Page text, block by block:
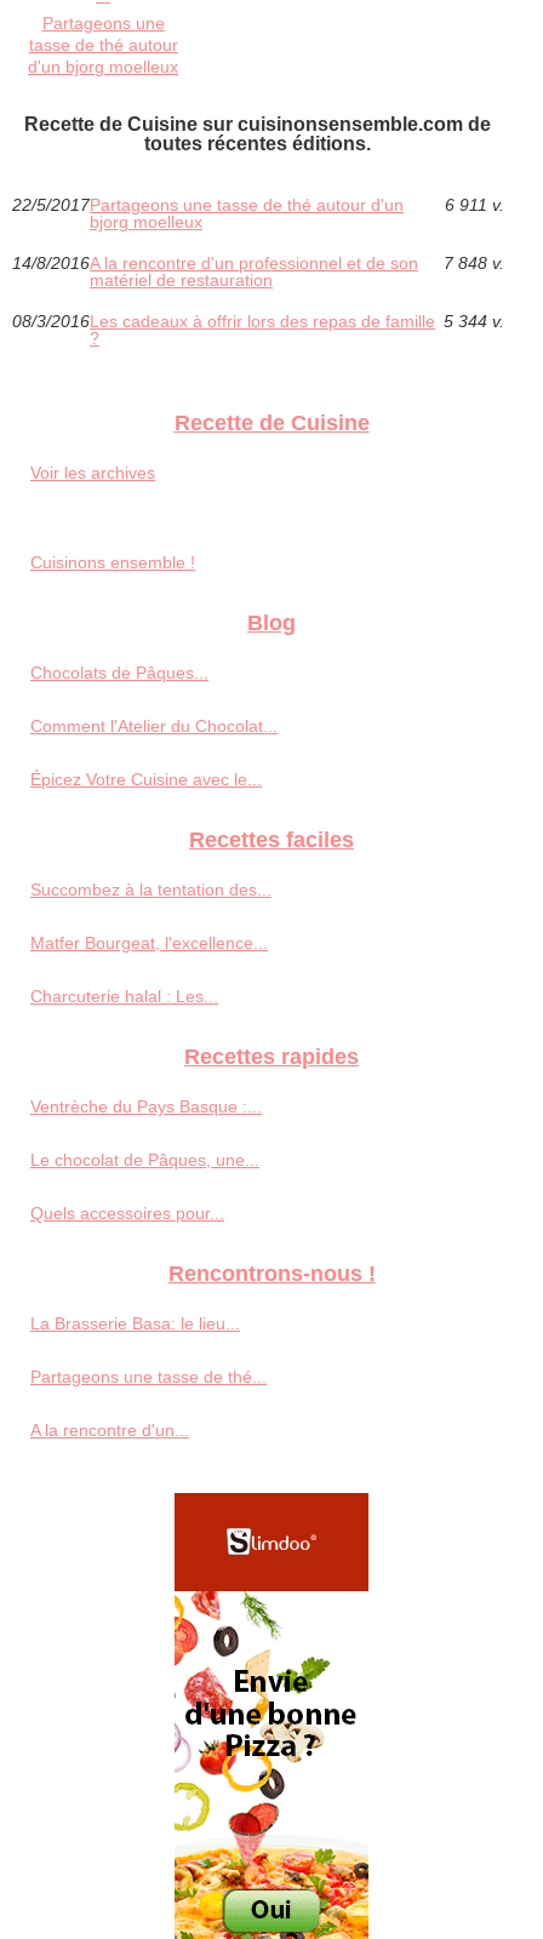
Partageons une
tasse de thé autour
d'un bjorg moelleux
Recette de Cuisine sur cuisinonsensemble.com de
toutes récentes éditions.
22/5/2017Partageons une tasse de thé autour d'un
bjorg moelleux
6 911 v.
14/8/2016A la rencontre d'un professionnel et de son
matériel de restauration
7 848 v.
08/3/2016Les cadeaux à offrir lors des repas de famille
?
5 344 v.
Recette de Cuisine
Voir les archives
Cuisinons ensemble !
Blog
Chocolats de Pâques...
Comment l'Atelier du Chocolat...
Épicez Votre Cuisine avec le...
Recettes faciles
Succombez à la tentation des...
Matfer Bourgeat, l'excellence...
Charcuterie halal : Les...
Recettes rapides
Ventrèche du Pays Basque :...
Le chocolat de Pâques, une...
Quels accessoires pour...
Rencontrons-nous !
La Brasserie Basa: le lieu...
Partageons une tasse de thé...
A la rencontre d'un...